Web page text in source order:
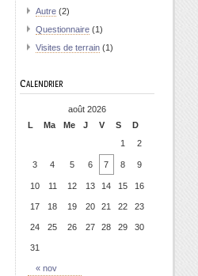
Autre (2)
Questionnaire (1)
Visites de terrain (1)
Calendrier
août 2026
L
Ma Me J V S D
« nov
1 2
3 4 5 6 7 8 9
10 11 12 13 14 15 16
17 18 19 20 21 22 23
24 25 26 27 28 29 30
31